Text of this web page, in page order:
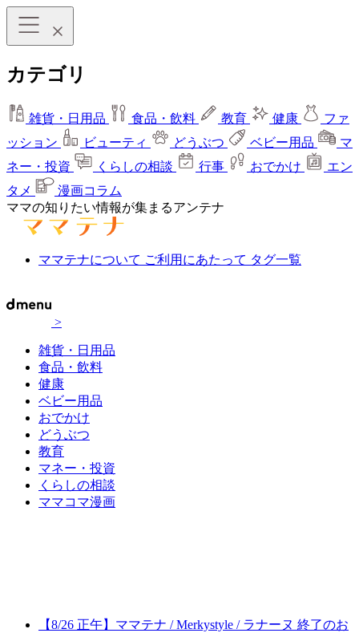
カテゴリ
雑貨・日用品 食品・飲料 教育 健康
ファ
ッション
ビューティ どうぶつ ベビー用品
マ
ネー・投資
くらしの相談 行事 おでかけ
エン
タメ
漫画コラム
ママの知りたい情報が集まるアンテナ
ママテナについて ご利用にあたって タグ一覧
>
雑貨・日用品
食品・飲料
健康
ベビー用品
おでかけ
どうぶつ
教育
マネー・投資
くらしの相談
ママコマ漫画
【8/26 正午】ママテナ / Merkystyle / ラナーヌ 終了のお